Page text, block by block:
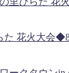
た 花火大会